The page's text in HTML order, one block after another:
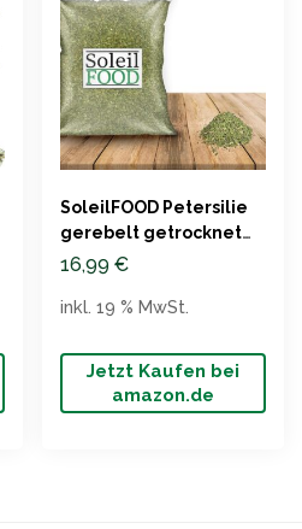
SoleilFOOD Petersilie
gerebelt getrocknet
1kg
16,99 €
Jetzt Kaufen bei
amazon.de
inkl. 19 % MwSt.